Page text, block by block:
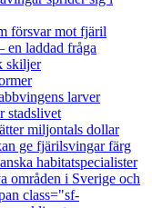
försvar mot fjäril
en laddad fråga
skiljer
larver
stadslivet
miljontals dollar
ge fjärilsvingar färg
habitatspecialister
områden i Sverige och
class="sf-